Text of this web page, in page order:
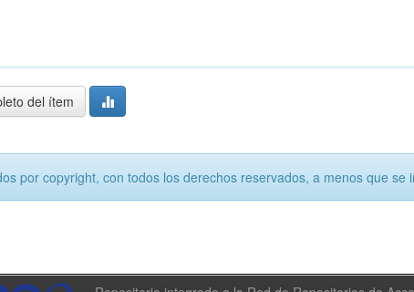
del ítem
por copyright, con todos los derechos reservados, a menos que se